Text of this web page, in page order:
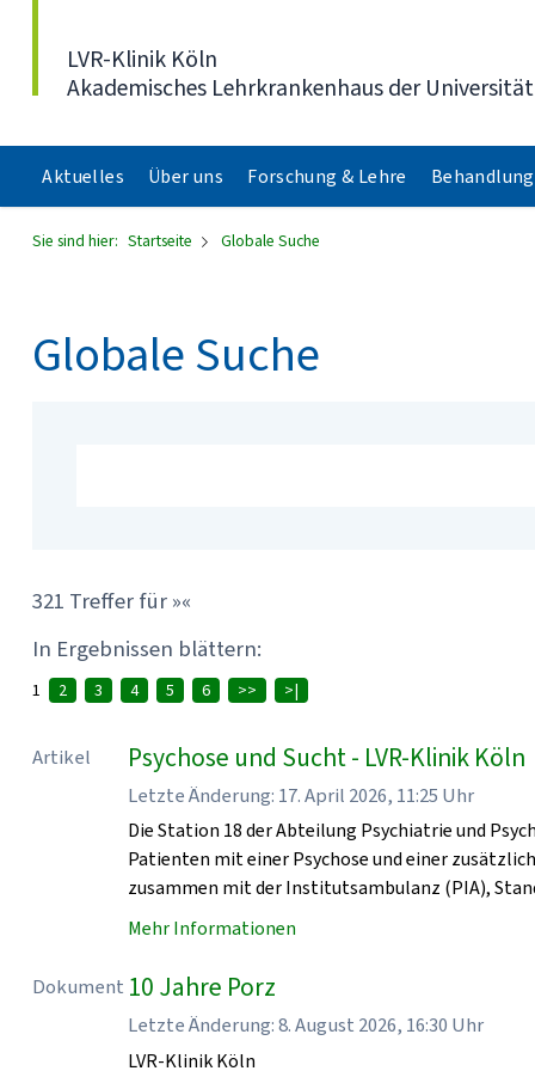
LVR-Klinik Köln
Akademisches Lehrkrankenhaus der
Aktuelles Über uns Forschung & Lehre
Sie sind hier: Startseite Globale Suche
Globale Suche
321 Treffer für »«
In Ergebnissen blättern:
1 2 3 4 5 6 >> >|
Artikel Psychose und Sucht - LVR-Klinik Köln
Letzte Änderung: 17. April 2026, 11:25 Uhr
Die Station 18 der Abteilung Psychiatrie und
Patienten mit einer Psychose und einer
zusammen mit der Institutsambulanz (PIA),
Mehr Informationen
Dokument 10 Jahre Porz
Letzte Änderung: 8. August 2026, 16:30 Uhr
LVR-Klinik Köln